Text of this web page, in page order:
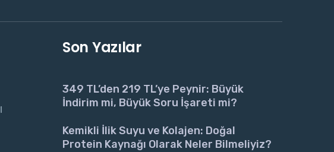
Son Yazılar
349 TL’den 219 TL’ye Peynir: Büyük
İndirim mi, Büyük Soru İşareti mi?
Kemikli İlik Suyu ve Kolajen: Doğal
Protein Kaynağı Olarak Neler Bilmeliyiz?